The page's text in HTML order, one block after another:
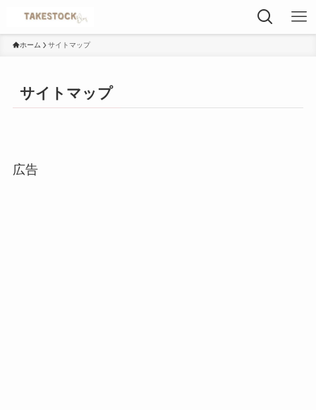
ホーム サイトマップ
サイトマップ
広告